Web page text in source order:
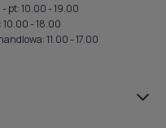
- pt: 10.00 - 19.00
10.00 - 18.00
11.00 - 17.00